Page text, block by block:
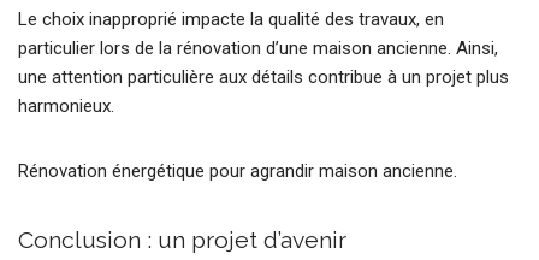
Le choix inapproprié impacte la qualité des travaux, en
particulier lors de la rénovation d’une maison ancienne. Ainsi,
une attention particulière aux détails contribue à un projet plus
harmonieux.
Rénovation énergétique pour agrandir maison ancienne.
Conclusion : un projet d’avenir